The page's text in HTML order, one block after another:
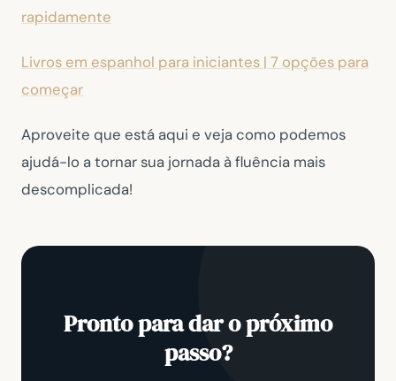
rapidamente
Livros em espanhol para iniciantes | 7 opções para
começar
Aproveite que está aqui e veja como podemos
ajudá-lo a tornar sua jornada à fluência mais
descomplicada!
Pronto para dar o próximo
passo?